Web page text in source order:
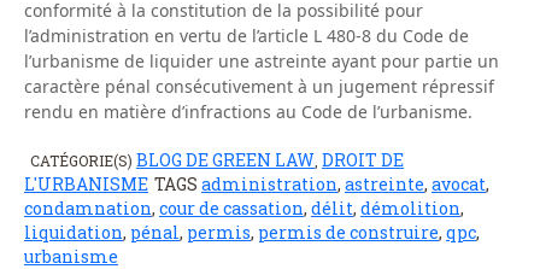
conformité à la constitution de la possibilité pour
l’administration en vertu de l’article L 480-8 du Code de
l’urbanisme de liquider une astreinte ayant pour partie un
caractère pénal consécutivement à un jugement répressif
rendu en matière d’infractions au Code de l’urbanisme.
CATÉGORIE(S) BLOG DE GREEN LAW DROIT DE
L'URBANISME TAGS administration, astreinte, avocat,
condamnation, cour de cassation, délit, démolition,
liquidation, pénal, permis, permis de construire, qpc,
urbanisme